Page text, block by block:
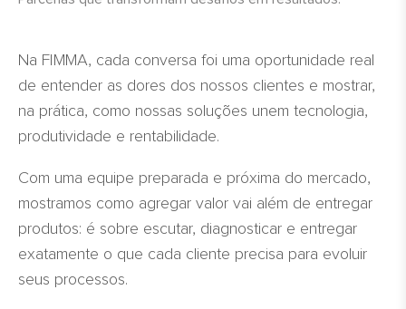
Na FIMMA, cada conversa foi uma oportunidade real
de entender as dores dos nossos clientes e mostrar,
na prática, como nossas soluções unem tecnologia,
produtividade e rentabilidade.
Com uma equipe preparada e próxima do mercado,
mostramos como agregar valor vai além de entregar
produtos: é sobre escutar, diagnosticar e entregar
exatamente o que cada cliente precisa para evoluir
seus processos.